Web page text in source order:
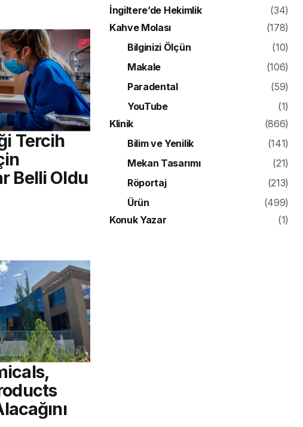
Tercih
Belli Oldu
İngiltere’de Hekimlik
(34)
Kahve Molası
(178)
Bilginizi Ölçün
(10)
Makale
(106)
Paradental
(59)
YouTube
(1)
Klinik
(866)
Bilim ve Yenilik
(141)
Mekan Tasarımı
(21)
Röportaj
(213)
Ürün
(499)
Konuk Yazar
(1)